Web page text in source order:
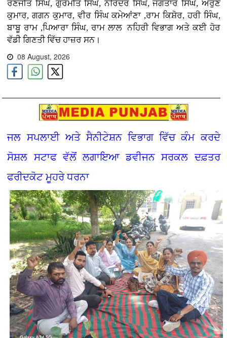
ਰਣਜੀਤ ਸਿੰਘ, ਗੁਰਮੀਤ ਸਿੰਘ, ਨਰਿੰਦਰ ਸਿੰਘ, ਜਗਤਾਰ ਸਿੰਘ, ਅਰੁਣ
ਕੁਮਾਰ, ਗਗਨ ਕੁਮਾਰ, ਵੀਰ ਸਿੰਘ ਕਮੇਆਂਣਾ ,ਰਾਮ ਕਿਸ਼ੋਰ, ਹਰੀ ਸਿੰਘ,
ਬਾਬੂ ਰਾਮ ,ਪਿਆਰਾ ਸਿੰਘ, ਰਾਮ ਲਾਲ ਨਹਿਰੀ ਵਿਭਾਗ ਅਤੇ ਕਈ ਹੋਰ
ਵੱਡੀ ਗਿਣਤੀ ਵਿੱਚ ਹਾਜ਼ਰ ਸਨ।
08 August, 2026
ਜਲ ਸਪਲਾਈ ਅਤੇ ਸੈਨੀਟੇਸ਼ਨ ਵਿਭਾਗ ਵਿੱਚ ਕੰਮ ਕਰਦੇ
ਸੋਸ਼ਲ ਸਟਾਫ ਵੱਲੋਂ ਲਗਾਇਆ ਡਵੀਜਨ ਸਰਕਲ ਦਫ਼ਤਰ
ਫਰੀਦਕੋਟ ਮੂਹਰੇ ਧਰਨਾ